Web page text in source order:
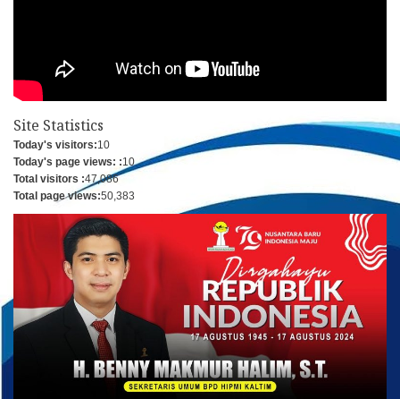
Site Statistics
Today's visitors:10
Today's page views: :10
Total visitors :47,086
Total page views:50,383